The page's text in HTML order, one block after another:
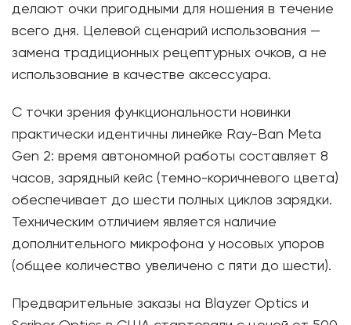
делают очки пригодными для ношения в течение
всего дня. Целевой сценарий использования —
замена традиционных рецептурных очков, а не
использование в качестве аксессуара.
С точки зрения функциональности новинки
практически идентичны линейке Ray-Ban Meta
Gen 2: время автономной работы составляет 8
часов, зарядный кейс (темно-коричневого цвета)
обеспечивает до шести полных циклов зарядки.
Техническим отличием является наличие
дополнительного микрофона у носовых упоров
(общее количество увеличено с пяти до шести).
Предварительные заказы на Blayzer Optics и